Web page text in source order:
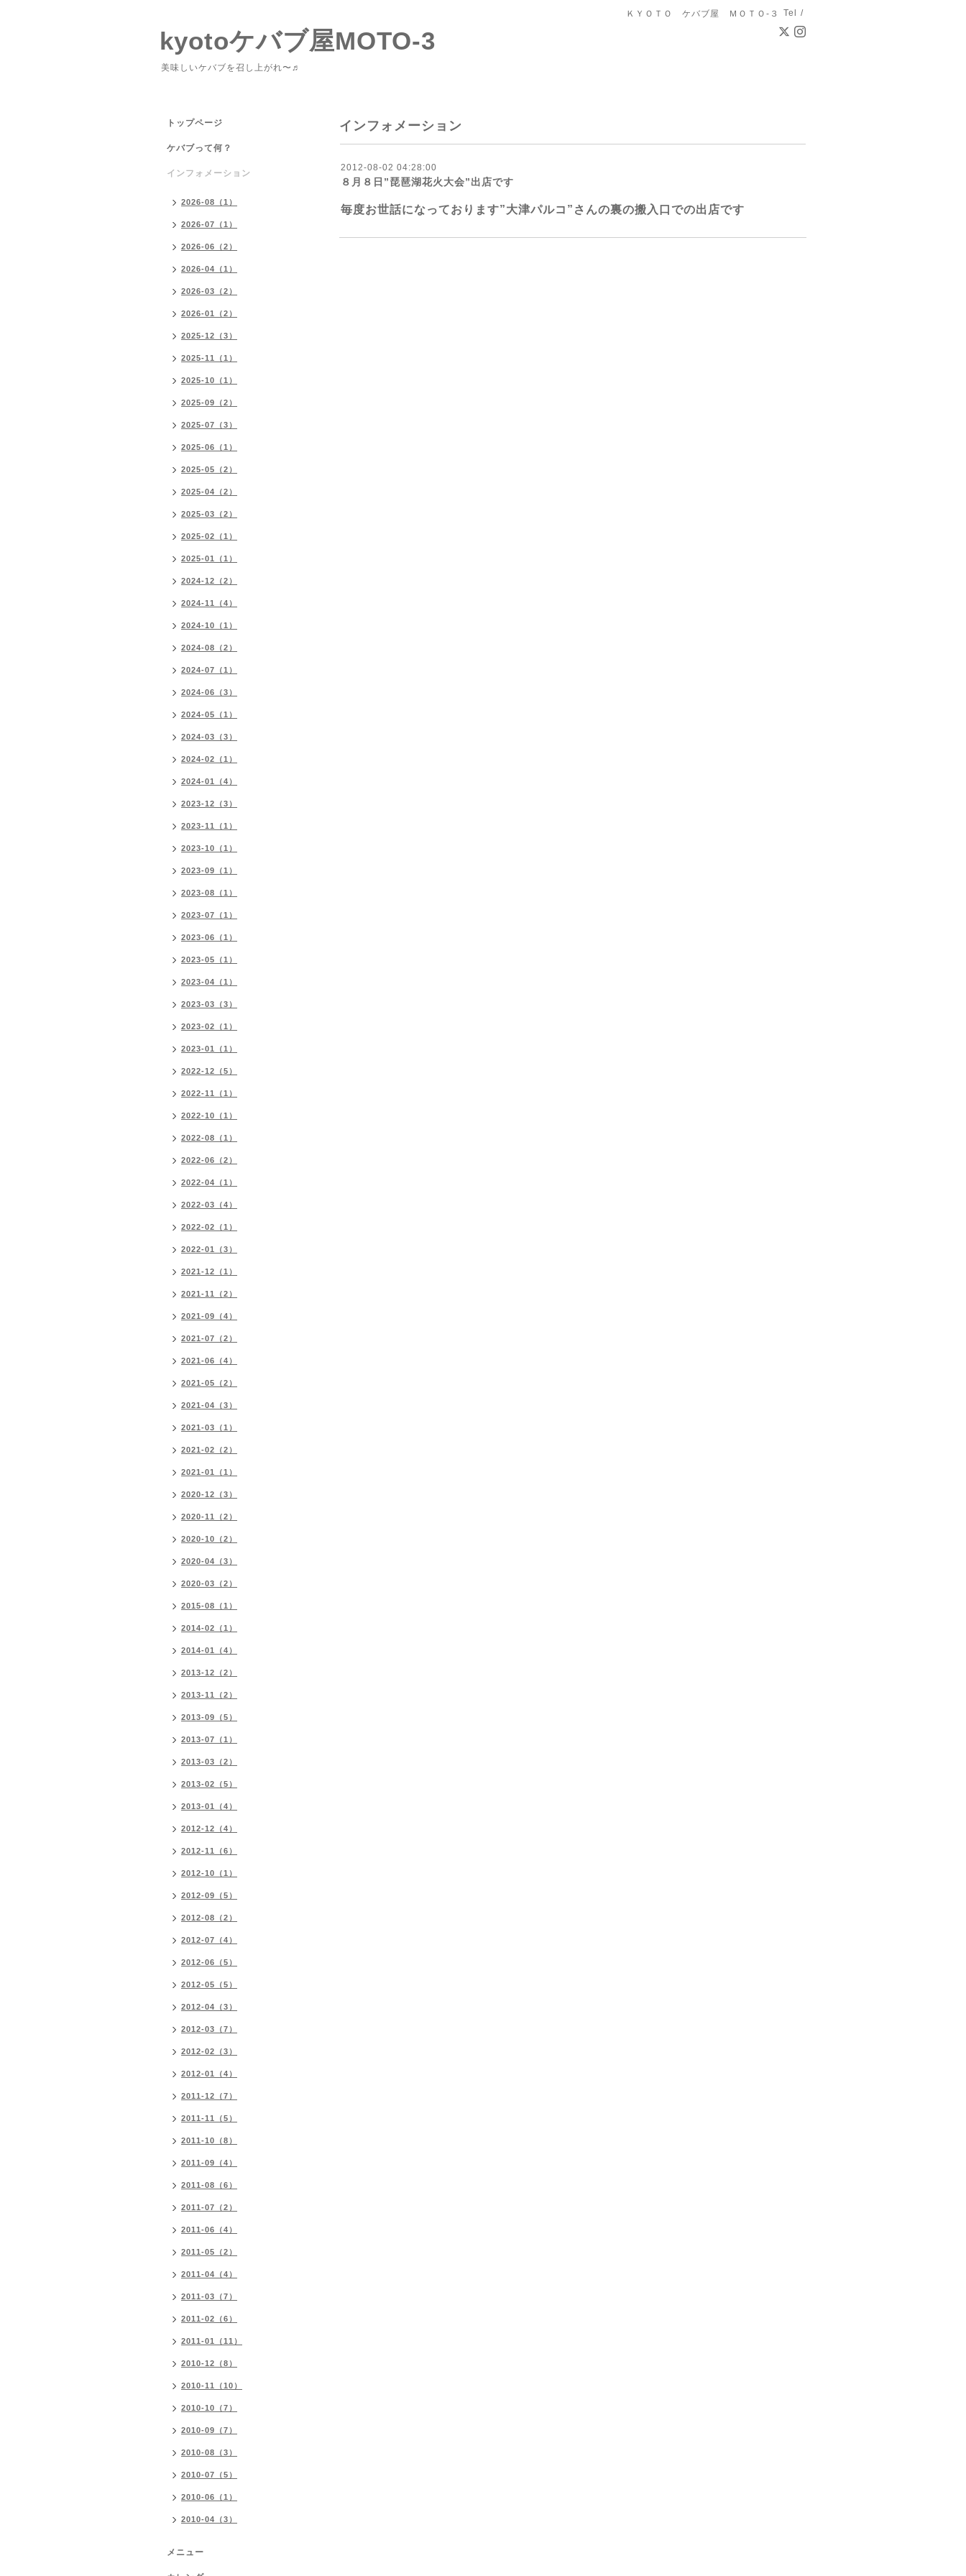
ＫＹＯＴＯ ケバブ屋 ＭＯＴＯ-３ Tel /
kyotoケバブ屋MOTO-3
美味しいケバブを召し上がれ〜♬
インフォメーション
2012-08-02 04:28:00
８月８日”琵琶湖花火大会”出店です
毎度お世話になっております”大津パルコ”さんの裏の搬入口での出店です
トップページ
ケバブって何？
インフォメーション
2026-08（1）
2026-07（1）
2026-06（2）
2026-04（1）
2026-03（2）
2026-01（2）
2025-12（3）
2025-11（1）
2025-10（1）
2025-09（2）
2025-07（3）
2025-06（1）
2025-05（2）
2025-04（2）
2025-03（2）
2025-02（1）
2025-01（1）
2024-12（2）
2024-11（4）
2024-10（1）
2024-08（2）
2024-07（1）
2024-06（3）
2024-05（1）
2024-03（3）
2024-02（1）
2024-01（4）
2023-12（3）
2023-11（1）
2023-10（1）
2023-09（1）
2023-08（1）
2023-07（1）
2023-06（1）
2023-05（1）
2023-04（1）
2023-03（3）
2023-02（1）
2023-01（1）
2022-12（5）
2022-11（1）
2022-10（1）
2022-08（1）
2022-06（2）
2022-04（1）
2022-03（4）
2022-02（1）
2022-01（3）
2021-12（1）
2021-11（2）
2021-09（4）
2021-07（2）
2021-06（4）
2021-05（2）
2021-04（3）
2021-03（1）
2021-02（2）
2021-01（1）
2020-12（3）
2020-11（2）
2020-10（2）
2020-04（3）
2020-03（2）
2015-08（1）
2014-02（1）
2014-01（4）
2013-12（2）
2013-11（2）
2013-09（5）
2013-07（1）
2013-03（2）
2013-02（5）
2013-01（4）
2012-12（4）
2012-11（6）
2012-10（1）
2012-09（5）
2012-08（2）
2012-07（4）
2012-06（5）
2012-05（5）
2012-04（3）
2012-03（7）
2012-02（3）
2012-01（4）
2011-12（7）
2011-11（5）
2011-10（8）
2011-09（4）
2011-08（6）
2011-07（2）
2011-06（4）
2011-05（2）
2011-04（4）
2011-03（7）
2011-02（6）
2011-01（11）
2010-12（8）
2010-11（10）
2010-10（7）
2010-09（7）
2010-08（3）
2010-07（5）
2010-06（1）
2010-04（3）
メニュー